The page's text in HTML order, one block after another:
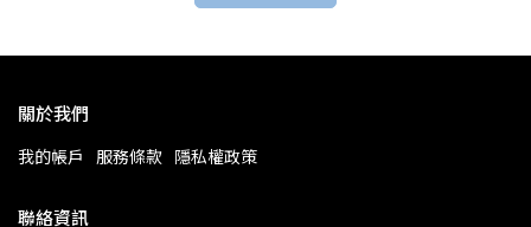
關於我們
我的帳戶 服務條款 隱私權政策
聯絡資訊